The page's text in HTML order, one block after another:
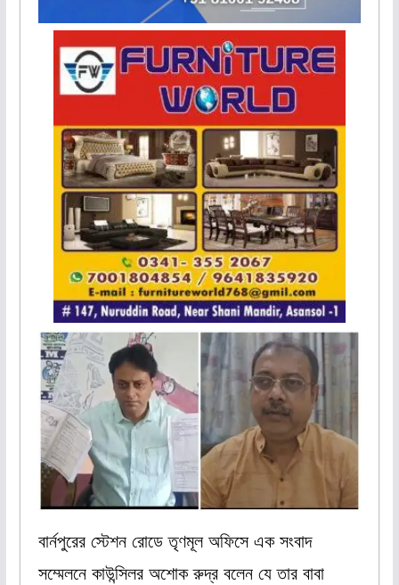
বার্নপুরের স্টেশন রোডে তৃণমূল অফিসে এক সংবাদ
সম্মেলনে কাউন্সিলর অশোক রুদ্র বলেন যে তার বাবা